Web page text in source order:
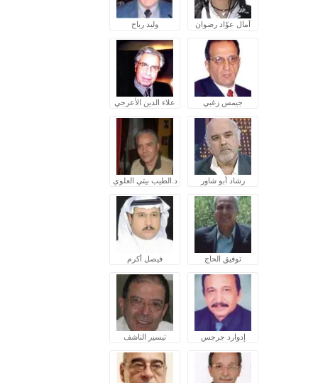
آمال عوّاد رضوان وليد رباح
جيمس زغبي علاء الدين الأعرجي
رشاد أبو شاور د.الطيب بيتي العلوي
توفيق الحاج فيصل أكرم
إدوارد جرجس تيسير الناشف